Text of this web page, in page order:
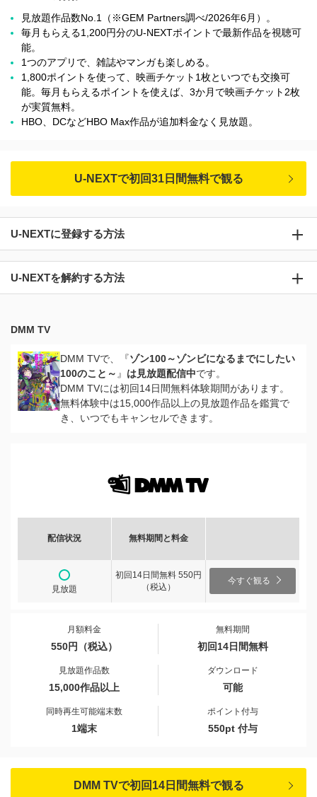
見放題作品数No.1（※GEM Partners調べ/2026年6⽉）。
毎月もらえる1,200円分のU-NEXTポイントで最新作品を視聴可
能。
1つのアプリで、雑誌やマンガも楽しめる。
1,800ポイントを使って、映画チケット1枚といつでも交換可
能。毎月もらえるポイントを使えば、3か月で映画チケット2枚
が実質無料。
HBO、DCなどHBO Max作品が追加料金なく見放題。
U-NEXTで初回31日間無料で観る
U-NEXTに登録する方法
U-NEXTを解約する方法
DMM TV
DMM TVで、『ゾン100～ゾンビになるまでにしたい
100のこと～ 』 は見放題配信中です。
DMM TVには初回14日間無料体験期間があります。
無料体験中は15,000作品以上の見放題作品を鑑賞で
き、いつでもキャンセルできます。
配信状況 無料期間と料金
見放題
初回14日間無料 550円
（税込）
今すぐ観る
月額料金
550円（税込）
無料期間
初回14日間無料
見放題作品数
15,000作品以上
ダウンロード
可能
同時再生可能端末数
1端末
ポイント付与
550pt 付与
DMM TVで初回14日間無料で観る